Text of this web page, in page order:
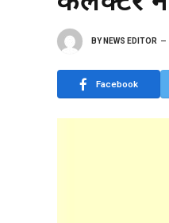
BY NEWS EDITOR
Facebook